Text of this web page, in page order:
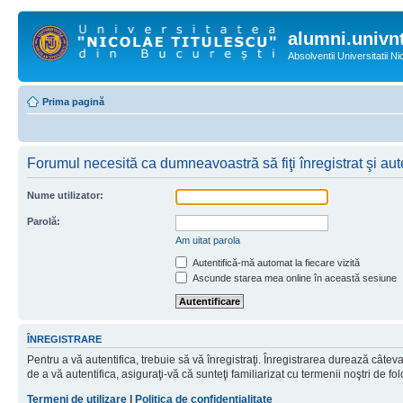
Absolventii Universitatii
Prima pagină
Forumul necesită ca dumneavoastră să fiţi înregistrat şi
Nume utilizator:
Parolă:
Am uitat parola
Autentifică-mă automat la fiecare vizită
Ascunde starea mea online în această sesiune
ÎNREGISTRARE
Pentru a vă autentifica, trebuie să vă înregistraţi. Înregistrarea durează
de a vă autentifica, asiguraţi-vă că sunteţi familiarizat cu termenii noştri de
Termeni de utilizare
Politica de confidenţialitate